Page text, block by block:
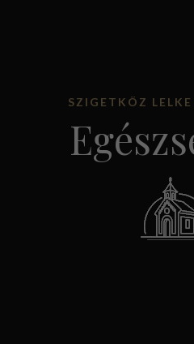
SZIGETKÖZ